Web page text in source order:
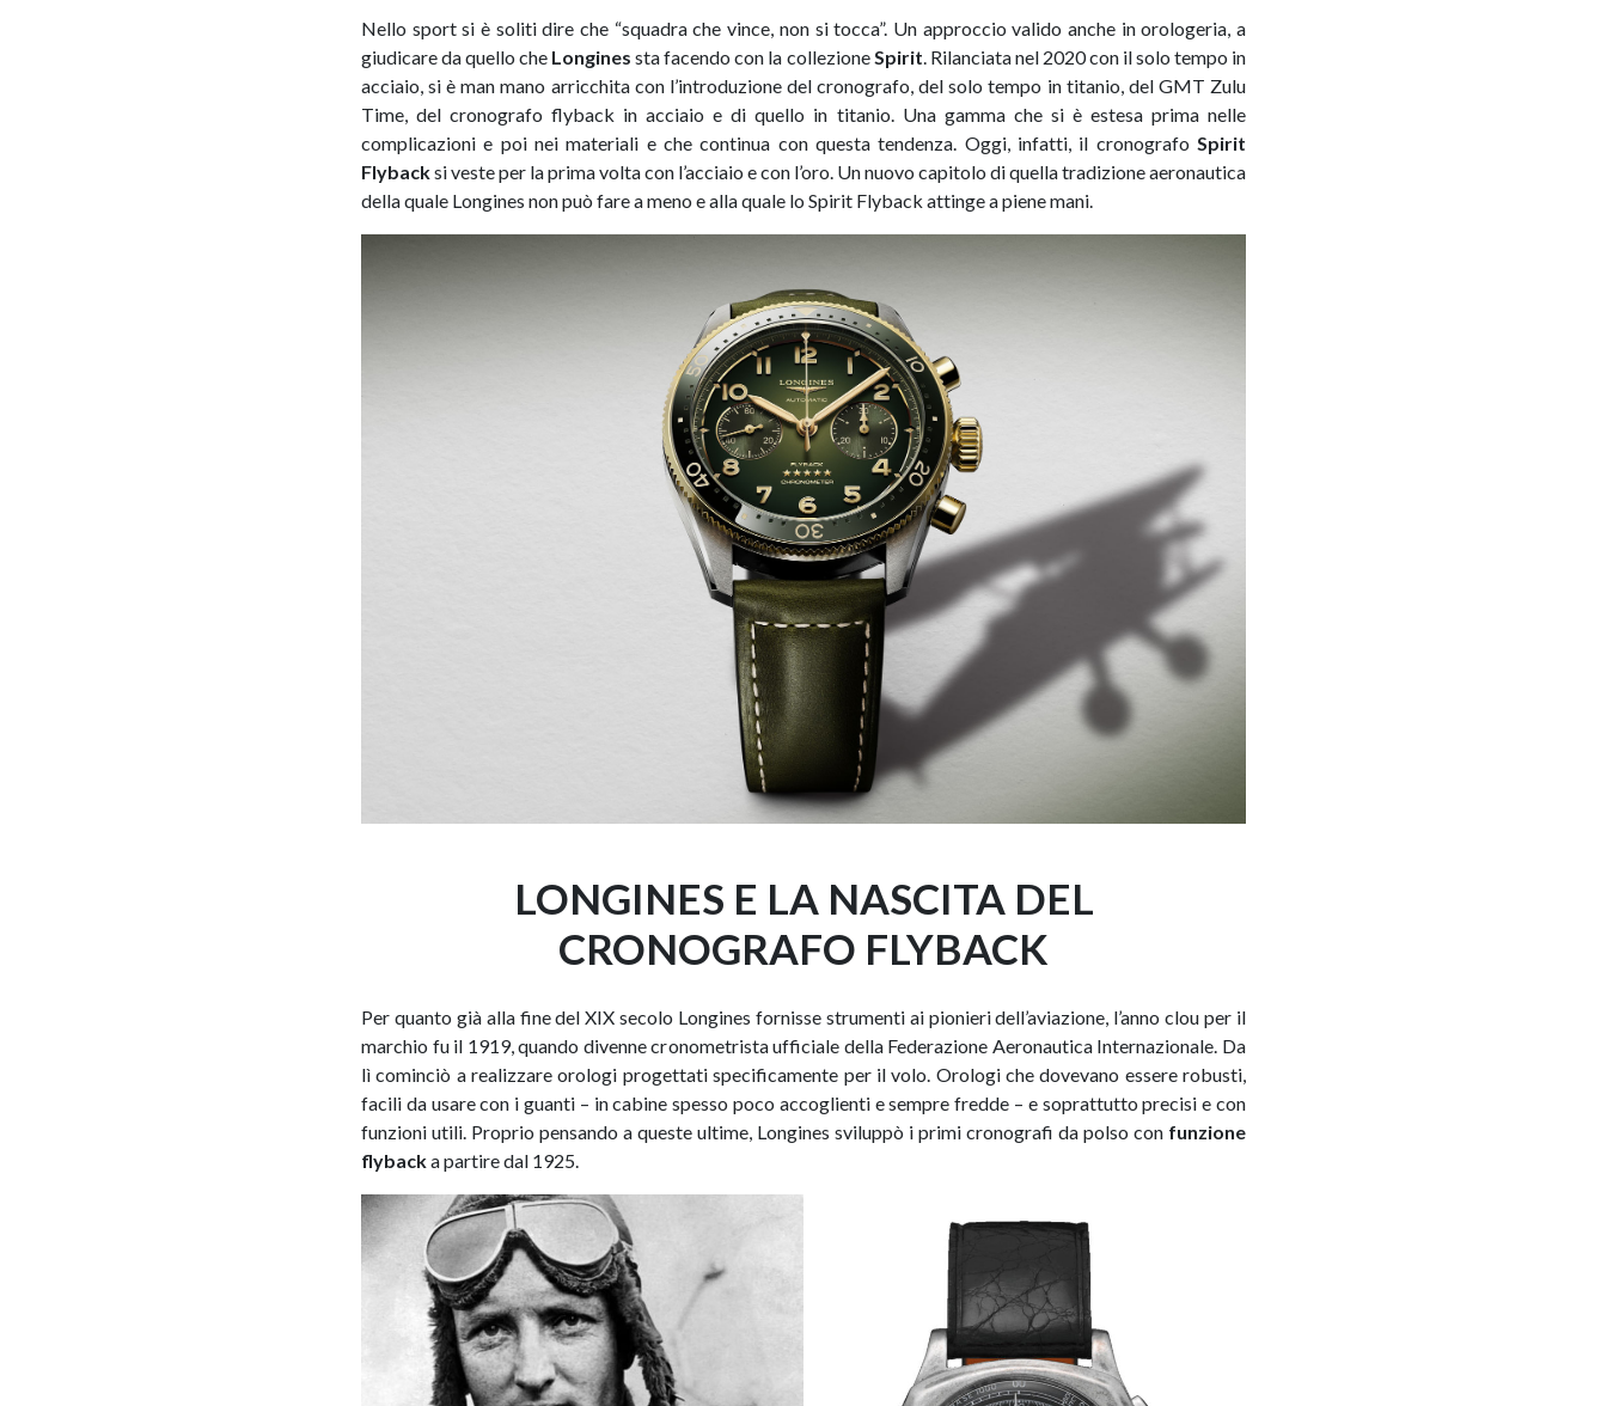
Nello sport si è soliti dire che “squadra che vince, non si tocca”. Un approccio valido anche in orologeria, a
giudicare da quello che Longines sta facendo con la collezioneSpirit. Rilanciata nel 2020 con il solo tempo in
acciaio, si è man mano arricchita con l’introduzione del cronografo, del solo tempo in titanio, del GMT Zulu
Time, del cronografo flyback in acciaio e di quello in titanio. Una gamma che si è estesa prima nelle
complicazioni e poi nei materiali e che continua con questa tendenza. Oggi, infatti, il cronografo Spirit
Flybacksi veste per la prima volta con l’acciaio e con l’oro. Un nuovo capitolo di quella tradizione aeronautica
della quale Longines non può fare a meno e alla quale lo Spirit Flyback attinge a piene mani.
LONGINES E LA NASCITA DEL
CRONOGRAFO FLYBACK
Per quanto già alla fine del XIX secolo Longines fornisse strumenti ai pionieri dell’aviazione, l’anno clou per il
marchio fu il 1919, quando divenne cronometrista ufficiale della Federazione Aeronautica Internazionale. Da
lì cominciò a realizzare orologi progettati specificamente per il volo. Orologi che dovevano essere robusti,
facili da usare con i guanti – in cabine spesso poco accoglienti e sempre fredde – e soprattutto precisi e con
funzioni utili. Proprio pensando a queste ultime, Longines sviluppò i primi cronografi da polso con funzione
flybacka partire dal 1925.